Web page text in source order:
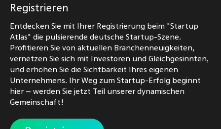
Registrieren
Entdecken Sie mit Ihrer Registrierung beim "Startup
Atlas" die pulsierende deutsche Startup-Szene.
Profitieren Sie von aktuellen Branchenneuigkeiten,
vernetzen Sie sich mit Investoren und Gleichgesinnten,
und erhöhen Sie die Sichtbarkeit Ihres eigenen
Unternehmens. Ihr Weg zum Startup-Erfolg beginnt
hier – werden Sie jetzt Teil unserer dynamischen
Gemeinschaft!